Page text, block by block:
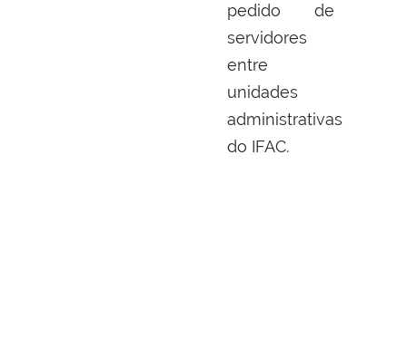
pedido de
servidores
entre
unidades
administrativas
do IFAC.